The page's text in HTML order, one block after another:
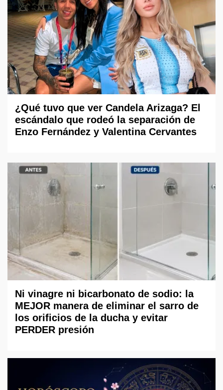
¿Qué tuvo que ver Candela Arizaga? El
escándalo que rodeó la separación de
Enzo Fernández y Valentina Cervantes
Ni vinagre ni bicarbonato de sodio: la
MEJOR manera de eliminar el sarro de
los orificios de la ducha y evitar
PERDER presión